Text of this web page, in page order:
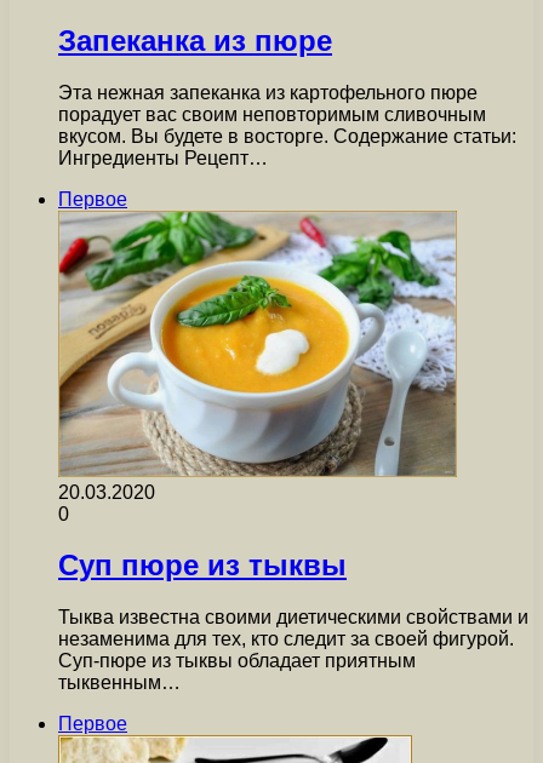
Запеканка из пюре
Эта нежная запеканка из картофельного пюре
порадует вас своим неповторимым сливочным
вкусом. Вы будете в восторге. Содержание статьи:
Ингредиенты Рецепт…
Первое
20.03.2020
0
Суп пюре из тыквы
Тыква известна своими диетическими свойствами и
незаменима для тех, кто следит за своей фигурой.
Суп-пюре из тыквы обладает приятным
тыквенным…
Первое